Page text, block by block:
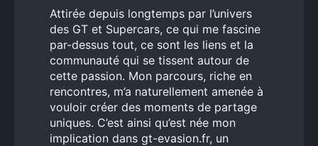
Attirée depuis longtemps par l’univers
des GT et Supercars, ce qui me fascine
par-dessus tout, ce sont les liens et la
communauté qui se tissent autour de
cette passion. Mon parcours, riche en
rencontres, m’a naturellement amenée à
vouloir créer des moments de partage
uniques. C’est ainsi qu’est née mon
implication dans gt-evasion.fr, un